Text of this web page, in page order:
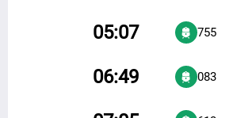
05:07 755
06:49 083